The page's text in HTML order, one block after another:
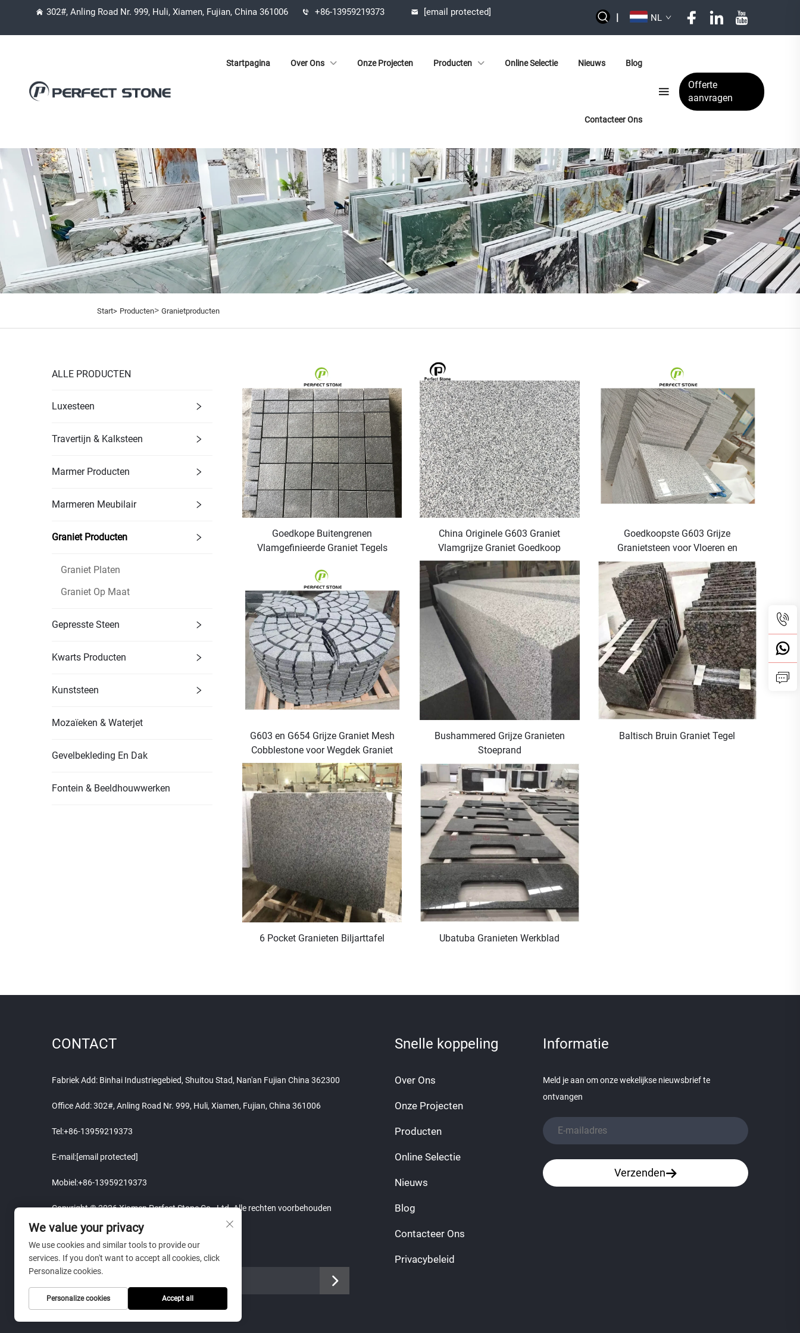
302#, Anling Road Nr. 999, Huli, Xiamen, Fujian, China 361006 +86-13959219373 [email protected] | NL
Startpagina Over Ons Onze Projecten Producten Online Selectie Nieuws Blog
Contacteer Ons
Offerte
aanvragen
Start> Producten> Granietproducten
ALLE PRODUCTEN
Luxesteen
Travertijn & Kalksteen
Marmer Producten
Marmeren Meubilair
Graniet Producten
Graniet Platen
Graniet Op Maat
Gepresste Steen
Kwarts Producten
Kunststeen
Mozaïeken & Waterjet
Gevelbekleding En Dak
Fontein & Beeldhouwwerken
Goedkope Buitengrenen
Vlamgefinieerde Graniet Tegels
China Originele G603 Graniet
Vlamgrijze Graniet Goedkoop
Goedkoopste G603 Grijze
Granietsteen voor Vloeren en
Wandbekleding GraniteStone
G603 en G654 Grijze Graniet Mesh
Cobblestone voor Wegdek Graniet
Exterieur Plaveipatroon Ventje
Bushammered Grijze Granieten
Stoeprand
Baltisch Bruin Graniet Tegel
6 Pocket Granieten Biljarttafel Ubatuba Granieten Werkblad
CONTACT
Fabriek Add: Binhai Industriegebied, Shuitou Stad, Nan'an Fujian China 362300
Office Add: 302#, Anling Road Nr. 999, Huli, Xiamen, Fujian, China 361006
Tel:+86-13959219373
E-mail:[email protected]
Mobiel:+86-13959219373
Copyright © 2026 Xiamen Perfect Stone Co., Ltd. Alle rechten voorbehouden
Snelle koppeling
Over Ons
Onze Projecten
Producten
Online Selectie
Nieuws
Blog
Contacteer Ons
Privacybeleid
Informatie
Meld je aan om onze wekelijkse nieuwsbrief te
ontvangen
Verzenden
We value your privacy
We use cookies and similar tools to provide our
services. If you don't want to accept all cookies, click
Personalize cookies.
Personalize cookies Accept all